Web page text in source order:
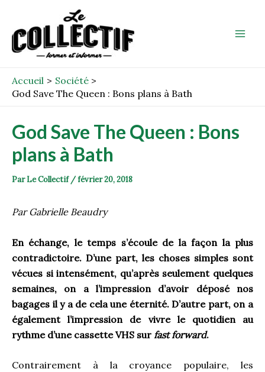
contenu
Accueil
Société
God Save The Queen : Bons plans à Bath
God Save The Queen : Bons
plans à Bath
ParLe Collectif /février 20, 2018
Par Gabrielle Beaudry
En échange, le temps s’écoule de la façon la plus
contradictoire. D’une part, les choses simples sont
vécues si intensément, qu’après seulement quelques
semaines, on a l’impression d’avoir déposé nos
bagages il y a de cela une éternité. D’autre part, on a
également l’impression de vivre le quotidien au
rythme d’une cassette VHS sur fast forward.
Contrairement à la croyance populaire, les
navigation